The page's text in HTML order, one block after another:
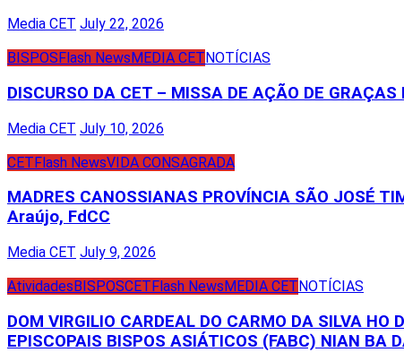
Media CET July 22, 2026
BISPOS Flash News MEDIA CET NOTÍCIAS
DISCURSO DA CET – MISSA DE AÇÃO DE
Media CET July 10, 2026
CETFlash NewsVIDA CONSAGRADA
MADRES CANOSSIANAS PROVÍNCIA SÃO JOSÉ
Araújo, FdCC
Media CET July 9, 2026
AtividadesBISPOSCETFlash NewsMEDIA CETNOTÍCIAS
DOM VIRGILIO CARDEAL DO CARMO DA SILVA
EPISCOPAIS BISPOS ASIÁTICOS (FABC) NIAN BA